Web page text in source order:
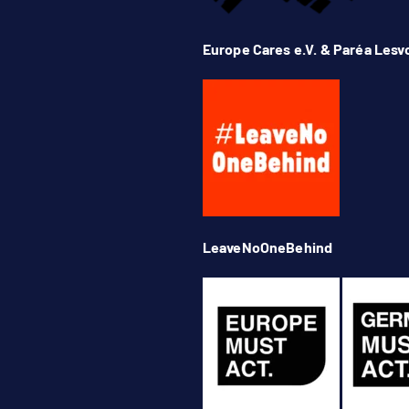
Europe Cares e.V. & Paréa
LeaveNoOneBehind